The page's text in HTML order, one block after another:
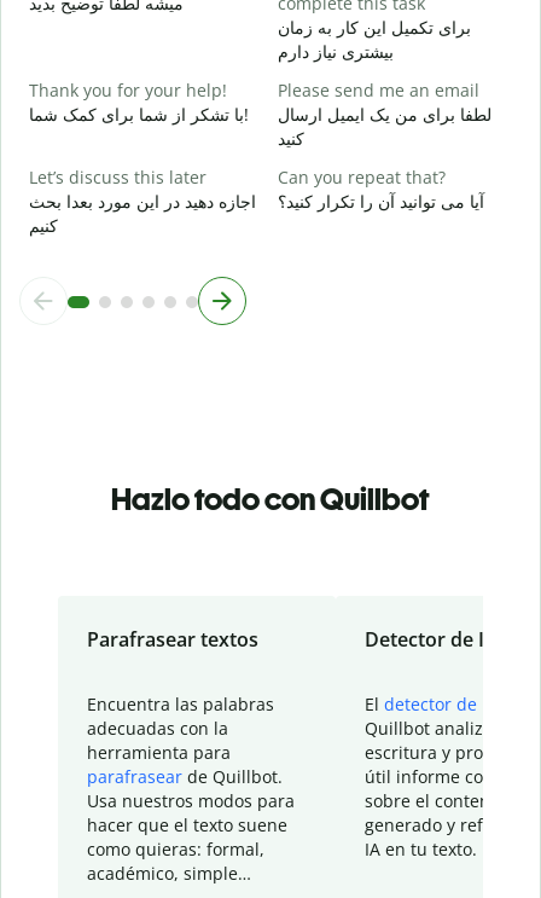
برای تکمیل این کار به زمان
بیشتری نیاز دارم
Thank you for your help!
با تشکر از شما برای کمک شما!
Please send me an email
لطفا برای من یک ایمیل ارسال
کنید
Let’s discuss this later
اجازه دهید در این مورد بعدا بحث
کنیم
Can you repeat that?
آیا می توانید آن را تکرار کنید؟
Hazlo todo con Quillbot
Parafrasear textos
Encuentra las palabras
adecuadas con la
herramienta para
parafrasear de Quillbot.
Usa nuestros modos para
hacer que el texto suene
como quieras: formal,
académico, simple…
Detector de IA
El detector de IA
Quillbot analiza tu
escritura y
útil informe con
sobre el contenido
generado y refinado
IA en tu texto.